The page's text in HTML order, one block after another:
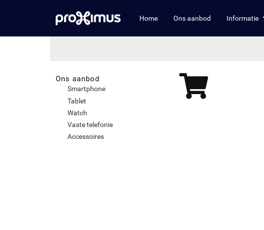
Home Ons aanbod Informatie
Ons aanbod
Smartphone
Tablet
Watch
Vaste telefonie
Accessoires